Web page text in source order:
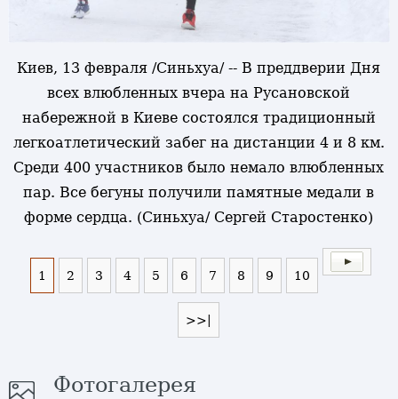
Киев, 13 февраля /Синьхуа/ -- В преддверии Дня
всех влюбленных вчера на Русановской
набережной в Киеве состоялся традиционный
легкоатлетический забег на дистанции 4 и 8 км.
Среди 400 участников было немало влюбленных
пар. Все бегуны получили памятные медали в
форме сердца. (Синьхуа/ Сергей Старостенко)
1 2 3 4 5 6 7 8 9 10
>>|
Фотогалерея